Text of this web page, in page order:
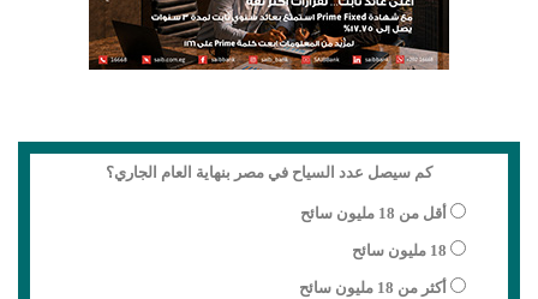
كم سيصل عدد السياح في مصر بنهاية العام الجاري؟
أقل من 18 مليون سائح
18 مليون سائح
أكثر من 18 مليون سائح